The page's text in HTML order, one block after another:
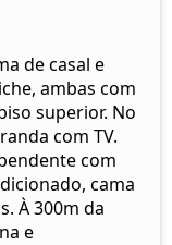
de casal e
ambas com
superior. No
com TV.
com
cama
À 300m da
e